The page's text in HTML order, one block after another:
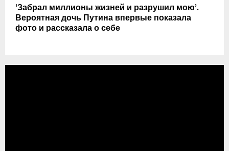
‘Забрал миллионы жизней и разрушил мою’.
Вероятная дочь Путина впервые показала
фото и рассказала о себе